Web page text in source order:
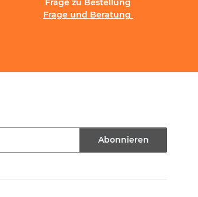
Frage zu Bestellung
Frage und Beratung
Abonnieren